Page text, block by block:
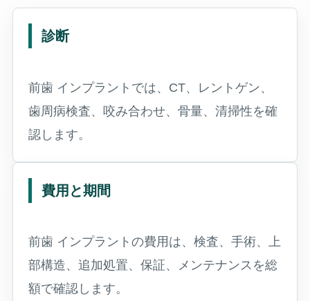
診断
前歯 インプラントでは、CT、レントゲン、
歯周病検査、咬み合わせ、骨量、清掃性を確
認します。
費用と期間
前歯 インプラントの費用は、検査、手術、上
部構造、追加処置、保証、メンテナンスを総
額で確認します。